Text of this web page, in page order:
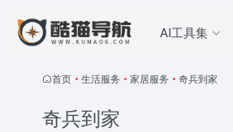
AI工具集
首页 • 生活服务 • 家居服务 • 奇兵到家
奇兵到家